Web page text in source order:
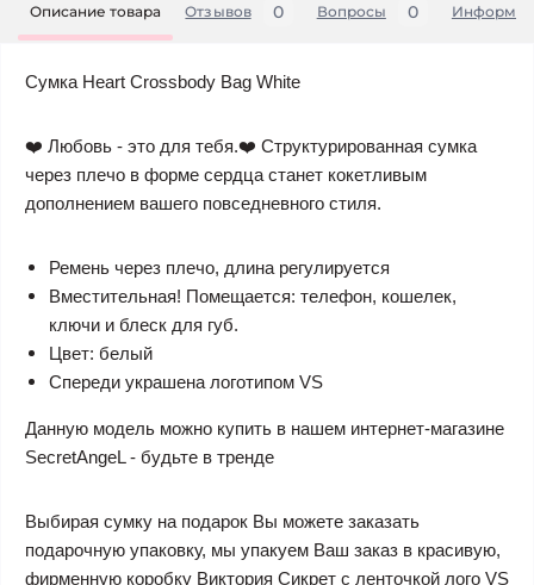
Описание товара Отзывов 0 Вопросы 0
Сумка Heart Crossbody Bag White
❤️ Любовь - это для тебя.❤️ Структурированная сумка
через плечо в форме сердца станет кокетливым
дополнением вашего повседневного стиля.
Ремень через плечо, длина регулируется
Вместительная! Помещается: телефон, кошелек,
ключи и блеск для губ.
Цвет: белый
Спереди украшена логотипом VS
Данную модель можно купить в нашем интернет-магазине
SecretAngeL - будьте в тренде
Выбирая сумку на подарок Вы можете заказать
подарочную упаковку, мы упакуем Ваш заказ в красивую,
фирменную коробку Виктория Сикрет с ленточкой лого VS